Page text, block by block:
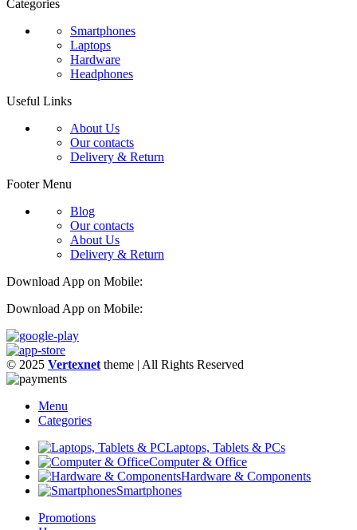
Categories
Smartphones
Laptops
Hardware
Headphones
Useful Links
About Us
Our contacts
Delivery & Return
Footer Menu
Blog
Our contacts
About Us
Delivery & Return
Download App on Mobile:
Download App on Mobile:
© 2025 Vertexnet theme | All Rights Reserved
Menu
Categories
Laptops, Tablets & PCs
Computer & Office
Hardware & Components
Smartphones
Promotions